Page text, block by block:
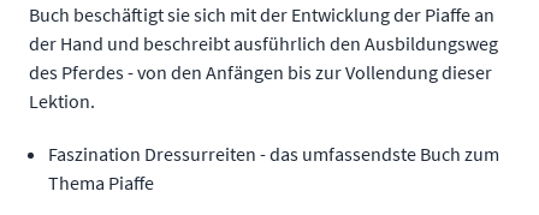
Buch beschäftigt sie sich mit der Entwicklung der Piaffe an
der Hand und beschreibt ausführlich den Ausbildungsweg
des Pferdes - von den Anfängen bis zur Vollendung dieser
Lektion.
Faszination Dressurreiten - das umfassendste Buch zum
Thema Piaffe